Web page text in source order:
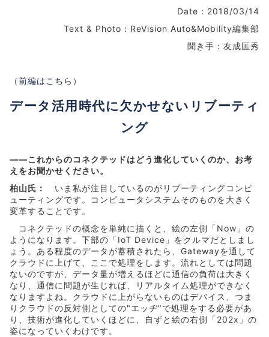
Date：2018/03/14
Text & Photo：ReVision Auto&Mobility編集部
聞き手：友成匡秀
（前編はこちら ）
データ活用時代に欠かせないリブーティ
ング
――これからのコネクテッドはどう進化していくのか、お考
えをお聞かせください。
柏山氏：
いま私が注目しているのがリブーティングコンピ
ューティングです。コンピュータシステムそのものを大きく
変革することです。
コネクテッドの概念を単純に描くと、絵の左側「Now」の
ようになります。下部の「IoT Device」をクルマだとしまし
ょう。ある程度のデータが蓄積されたら、Gatewayを通して
クラウドに上げて、ここで処理をします。流れとしては問題
ないのですが、データ量が増えるほどに通信の負荷は大きく
なり、通信に問題が生じれば、リアルタイム処理ができなく
なりますよね。クラウドに上がらないものはデバイス、つま
りクラウドの反対側としての"エッヂ"で処理をする必要があ
り、技術が進化していくほどに、自ずと絵の右側「202x」の
姿になっていくわけです。